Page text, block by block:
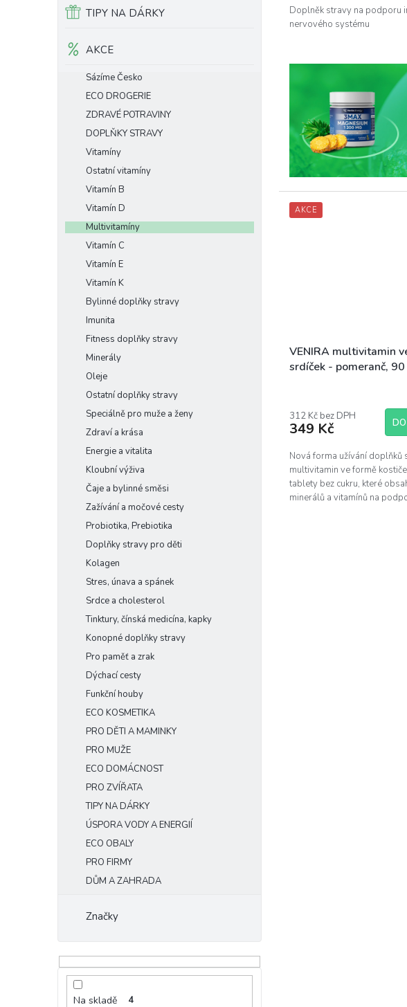
TIPY NA DÁRKY
AKCE
Sázíme Česko
ECO DROGERIE
ZDRAVÉ POTRAVINY
DOPLŇKY STRAVY
Vitamíny
Ostatní vitamíny
Vitamín B
Vitamín D
Multivitamíny
Vitamín C
Vitamín E
Vitamín K
Bylinné doplňky stravy
Imunita
Fitness doplňky stravy
Minerály
Oleje
Ostatní doplňky stravy
Speciálně pro muže a ženy
Zdraví a krása
Energie a vitalita
Kloubní výživa
Čaje a bylinné směsi
Zažívání a močové cesty
Probiotika, Prebiotika
Doplňky stravy pro děti
Kolagen
Stres, únava a spánek
Srdce a cholesterol
Tinktury, čínská medicína, kapky
Konopné doplňky stravy
Pro paměť a zrak
Dýchací cesty
Funkční houby
ECO KOSMETIKA
PRO DĚTI A MAMINKY
PRO MUŽE
ECO DOMÁCNOST
PRO ZVÍŘATA
TIPY NA DÁRKY
ÚSPORA VODY A ENERGIÍ
ECO OBALY
PRO FIRMY
DŮM A ZAHRADA
Značky
Na skladě 4
5
hvězdiček.
Doplněk stravy na podporu
nervového systému
AKCE
VENIRA multivitamin
srdíček - pomeranč,
312 Kč bez DPH
349 Kč
Nová forma užívání doplňků
multivitamin ve formě
tablety bez cukru, které
minerálů a vitamínů na